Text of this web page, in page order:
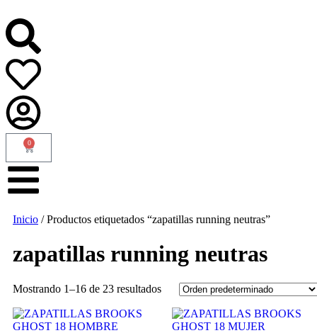
0
Inicio / Productos etiquetados “zapatillas running neutras”
zapatillas running neutras
Mostrando 1–16 de 23 resultados